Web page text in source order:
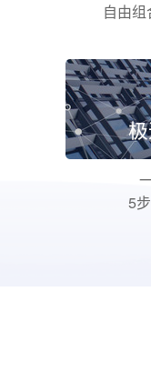
自由
5